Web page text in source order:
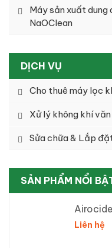
Máy sản xuất dung
NaOClean
DỊCH VỤ
Cho thuê máy lọc
Xử lý không khí
Sửa chữa & Lắp
SẢN PHẨM NỔI
Liên hệ